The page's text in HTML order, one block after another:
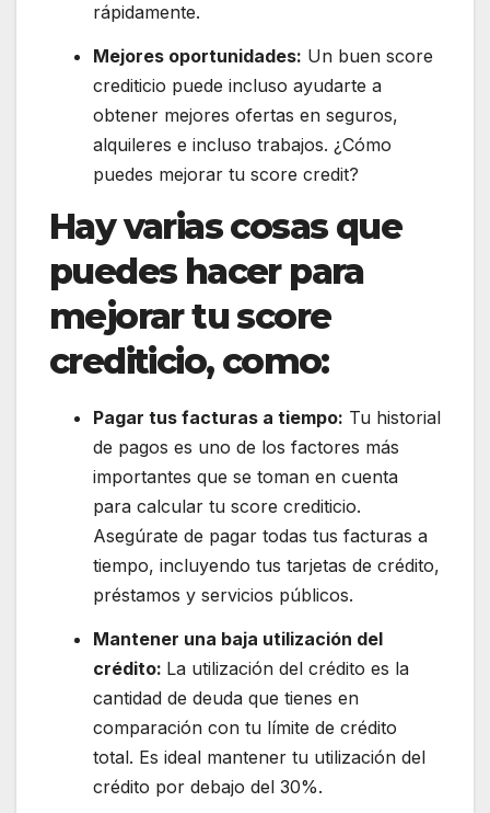
rápidamente.
Mejores oportunidades: Un buen score
crediticio puede incluso ayudarte a
obtener mejores ofertas en seguros,
alquileres e incluso trabajos. ¿Cómo
puedes mejorar tu score credit?
Hay varias cosas que
puedes hacer para
mejorar tu score
crediticio, como:
Pagar tus facturas a tiempo: Tu historial
de pagos es uno de los factores más
importantes que se toman en cuenta
para calcular tu score crediticio.
Asegúrate de pagar todas tus facturas a
tiempo, incluyendo tus tarjetas de crédito,
préstamos y servicios públicos.
Mantener una baja utilización del
crédito: La utilización del crédito es la
cantidad de deuda que tienes en
comparación con tu límite de crédito
total. Es ideal mantener tu utilización del
crédito por debajo del 30%.